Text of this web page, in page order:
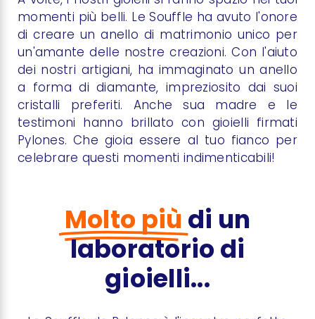
momenti più belli. Le Souffle ha avuto l'onore
di creare un anello di matrimonio unico per
un'amante delle nostre creazioni. Con l'aiuto
dei nostri artigiani, ha immaginato un anello
a forma di diamante, impreziosito dai suoi
cristalli preferiti. Anche sua madre e le
testimoni hanno brillato con gioielli firmati
Pylones. Che gioia essere al tuo fianco per
celebrare questi momenti indimenticabili!
Molto più di un
laboratorio di
gioielli...